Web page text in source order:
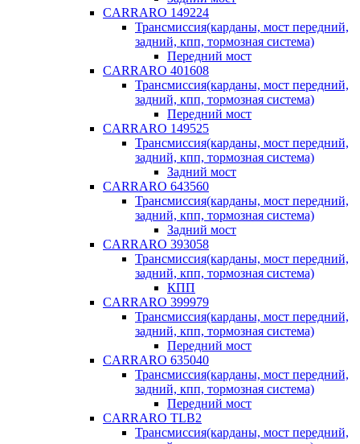
CARRARO 149224
Трансмиссия(карданы, мост передний,
задний, кпп, тормозная система)
Передний мост
CARRARO 401608
Трансмиссия(карданы, мост передний,
задний, кпп, тормозная система)
Передний мост
CARRARO 149525
Трансмиссия(карданы, мост передний,
задний, кпп, тормозная система)
Задний мост
CARRARO 643560
Трансмиссия(карданы, мост передний,
задний, кпп, тормозная система)
Задний мост
CARRARO 393058
Трансмиссия(карданы, мост передний,
задний, кпп, тормозная система)
КПП
CARRARO 399979
Трансмиссия(карданы, мост передний,
задний, кпп, тормозная система)
Передний мост
CARRARO 635040
Трансмиссия(карданы, мост передний,
задний, кпп, тормозная система)
Передний мост
CARRARO TLB2
Трансмиссия(карданы, мост передний,